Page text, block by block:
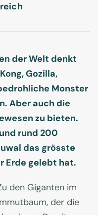
der Welt denkt
Gozilla,
Monster
Aber auch die
zu bieten.
rund 200
das grösste
Erde gelebt hat.
den Giganten im
der die